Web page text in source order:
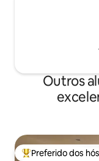
Outros
Entre os melhores
Preferido dos